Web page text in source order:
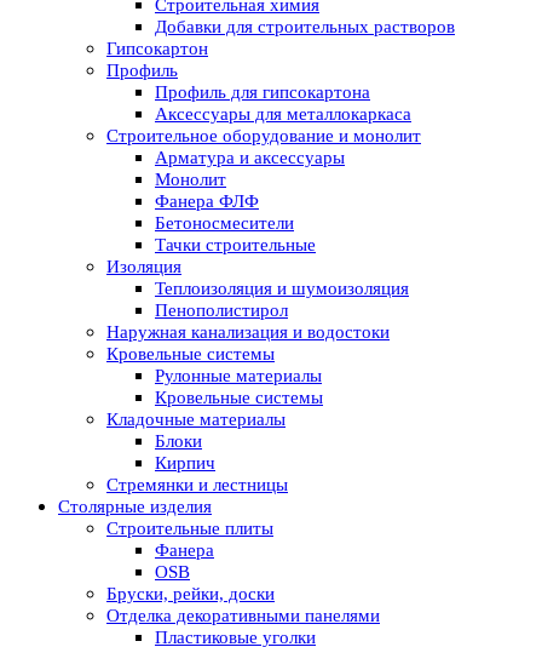
Строительная химия
Добавки для строительных растворов
Гипсокартон
Профиль
Профиль для гипсокартона
Аксессуары для металлокаркаса
Строительное оборудование и монолит
Арматура и аксессуары
Монолит
Фанера ФЛФ
Бетоносмесители
Тачки строительные
Изоляция
Теплоизоляция и шумоизоляция
Пенополистирол
Наружная канализация и водостоки
Кровельные системы
Рулонные материалы
Кровельные системы
Кладочные материалы
Блоки
Кирпич
Стремянки и лестницы
Столярные изделия
Строительные плиты
Фанера
OSB
Бруски, рейки, доски
Отделка декоративными панелями
Пластиковые уголки